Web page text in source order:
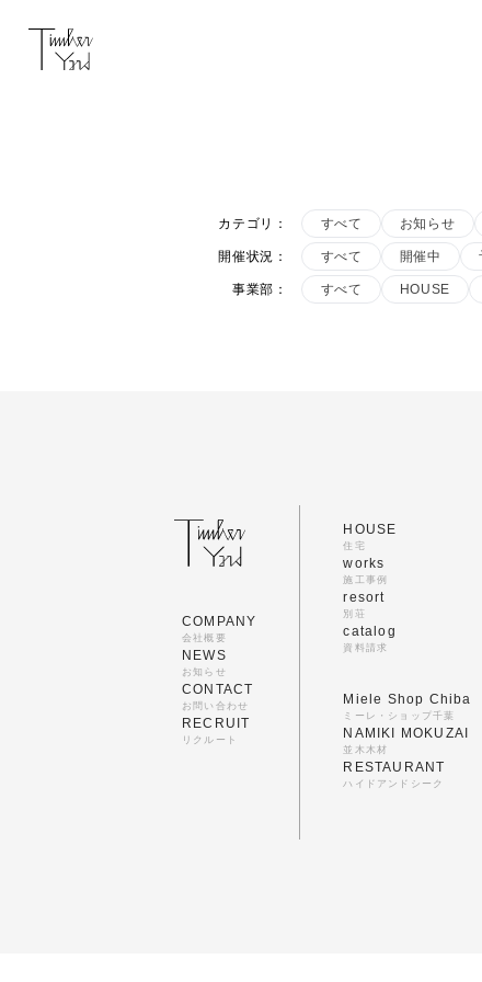
カテゴリ ： すべて お知らせ
開催状況 ： すべて 開催中
事業部 ： すべて HOUSE
COMPANY
会社概要
NEWS
お知らせ
CONTACT
お問い合わせ
RECRUIT
リクルート
HOUSE
住宅
works
施工事例
resort
別荘
catalog
資料請求
Miele Shop Chiba
ミーレ・ショップ千葉
NAMIKI MOKUZAI
並木木材
RESTAURANT
ハイドアンドシーク